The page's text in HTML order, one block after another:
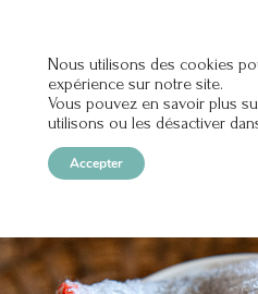
Nous utilisons des cookies
expérience sur notre site.
Vous pouvez en savoir plus
utilisons ou les désactiver
Accepter